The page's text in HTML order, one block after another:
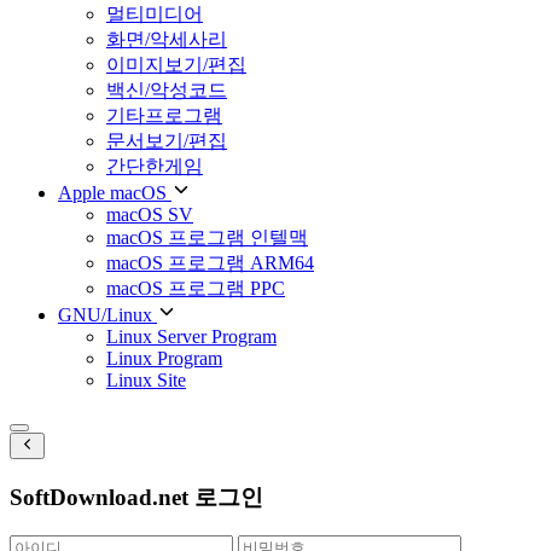
멀티미디어
화면/악세사리
이미지보기/편집
백신/악성코드
기타프로그램
문서보기/편집
간단한게임
Apple macOS
macOS SV
macOS 프로그램 인텔맥
macOS 프로그램 ARM64
macOS 프로그램 PPC
GNU/Linux
Linux Server Program
Linux Program
Linux Site
SoftDownload.net 로그인